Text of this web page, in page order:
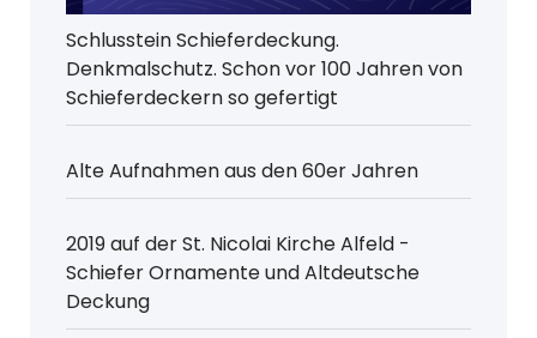
Schlusstein Schieferdeckung.
Denkmalschutz. Schon vor 100 Jahren von
Schieferdeckern so gefertigt
Alte Aufnahmen aus den 60er Jahren
2019 auf der St. Nicolai Kirche Alfeld -
Schiefer Ornamente und Altdeutsche
Deckung